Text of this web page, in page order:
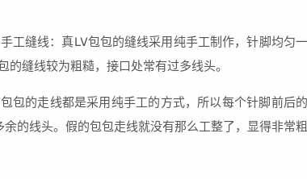
工缝线：真LV包包的缝线采用纯手工制作，针脚均匀一
缝线较为粗糙，接口处常有过多线头。
包的走线都是采用纯手工的方式，所以每个针脚前后的
的线头。假的包包走线就没有那么工整了，显得非常粗